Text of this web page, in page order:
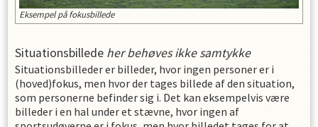
Eksempel på fokusbillede
Situationsbillede her behøves ikke samtykke
Situationsbilleder er billeder, hvor ingen personer er i
(hoved)fokus, men hvor der tages billede af den situation,
som personerne befinder sig i. Det kan eksempelvis være
billeder i en hal under et stævne, hvor ingen af